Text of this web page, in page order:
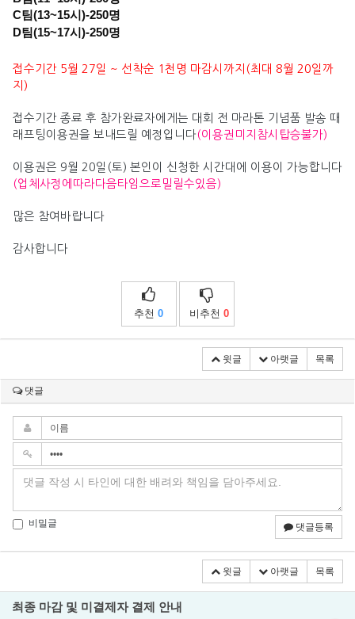
C팀(13~15시)-250명
D팀(15~17시)-250명
접수기간 5월 27일 ~ 선착순 1천명 마감시까지(최대 8월 20일까
지)
접수기간 종료 후 참가완료자에게는 대회 전 마라톤 기념품 발송 때
래프팅이용권을 보내드릴 예정입니다 (이용권미지참시탑승불가)
이용권은 9월 20일(토) 본인이 신청한 시간대에 이용이 가능합니다
(업체사정에따라다음타임으로밀릴수있음)
많은 참여바랍니다
감사합니다
추천 0 비추천 0
윗글 아랫글 목록
댓글
비밀글 댓글등록
윗글 아랫글 목록
최종 마감 및 미결제자 결제 안내